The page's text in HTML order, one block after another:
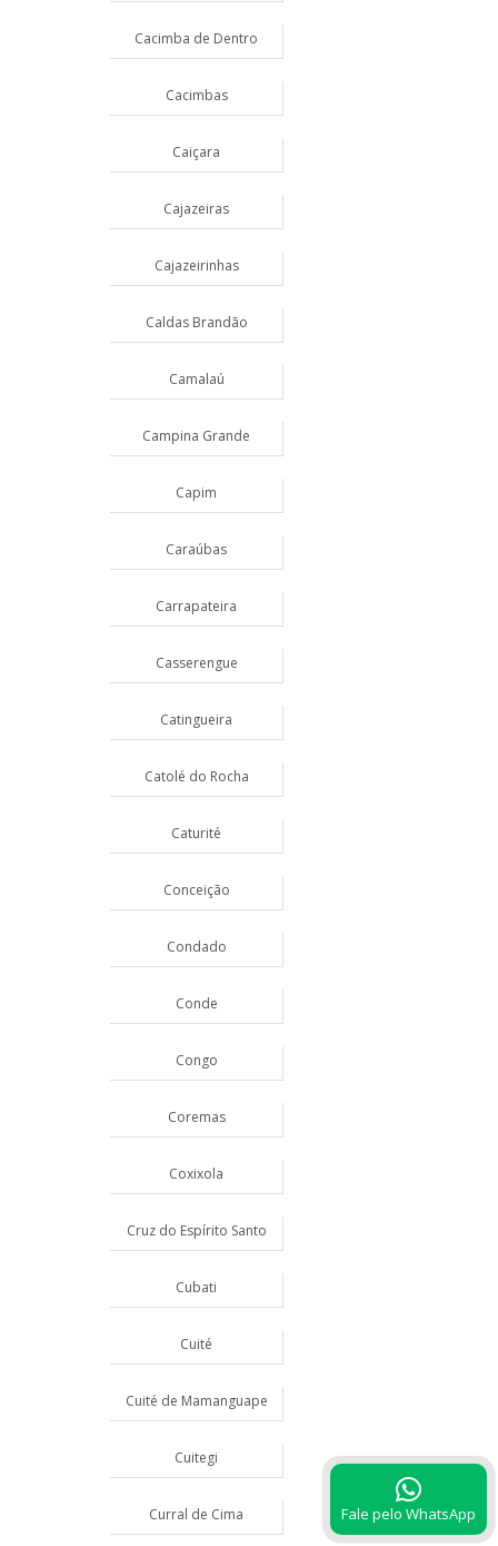
Cacimba de Dentro
Cacimbas
Caiçara
Cajazeiras
Cajazeirinhas
Caldas Brandão
Camalaú
Campina Grande
Capim
Caraúbas
Carrapateira
Casserengue
Catingueira
Catolé do Rocha
Caturité
Conceição
Condado
Conde
Congo
Coremas
Coxixola
Cruz do Espírito Santo
Cubati
Cuité
Cuité de Mamanguape
Cuitegi
Curral de Cima Fale pelo WhatsApp